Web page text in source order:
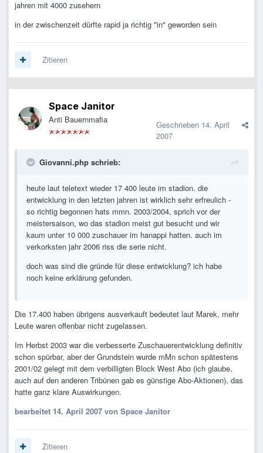
jahren mit 4000 zusehern
in der zwischenzeit dürfte rapid ja richtig "in" geworden sein
Zitieren
Space Janitor
Anti Bauernmafia Geschrieben 14. April
2007
Giovanni.php schrieb:
heute laut teletext wieder 17 400 leute im stadion. die
entwicklung in den letzten jahren ist wirklich sehr erfreulich -
so richtig begonnen hats mmn. 2003/2004, sprich vor der
meistersaison, wo das stadion meist gut besucht und wir
kaum unter 10 000 zuschauer im hanappi hatten. auch im
verkorksten jahr 2006 riss die serie nicht.
doch was sind die gründe für diese entwicklung? ich habe
noch keine erklärung gefunden.
Die 17.400 haben übrigens ausverkauft bedeutet laut Marek, mehr
Leute waren offenbar nicht zugelassen.
Im Herbst 2003 war die verbesserte Zuschauerentwicklung definitiv
schon spürbar, aber der Grundstein wurde mMn schon spätestens
2001/02 gelegt mit dem verbilligten Block West Abo (ich glaube,
auch auf den anderen Tribünen gab es günstige Abo-Aktionen), das
hatte ganz klare Auswirkungen.
bearbeitet 14. April 2007 von Space Janitor
Zitieren